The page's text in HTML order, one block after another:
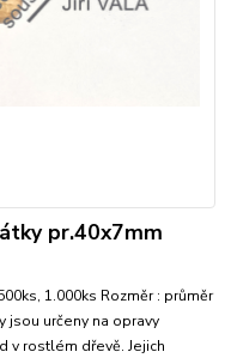
pr.40x7mm
1.000ks Rozměr : průměr
jsou určeny na opravy
v rostlém dřevě. Jejich